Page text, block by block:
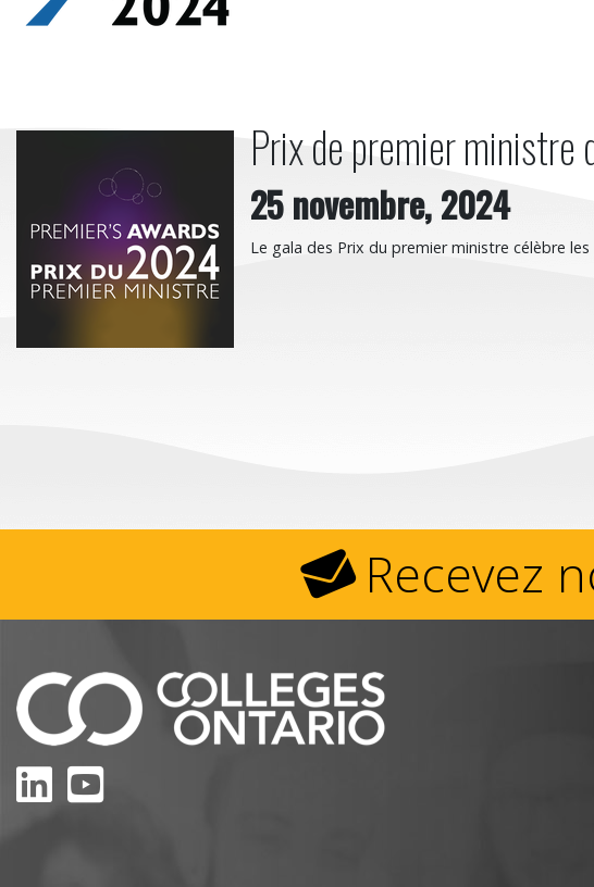
Prix de premier ministre de 2024
Prix de premier
25 novembre, 2024
Le gala des Prix du premier ministre célèbre
Recevez
Linkedin
Youtube